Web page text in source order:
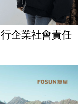
企業社會責任